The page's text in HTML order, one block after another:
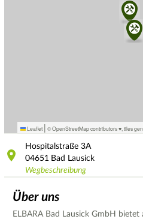
Leaflet | © OpenStreetMap contributors ♥, tiles
Hospitalstraße 3A
04651
Bad Lausick
Wegbeschreibung
Über uns
ELBARA Bad Lausick GmbH